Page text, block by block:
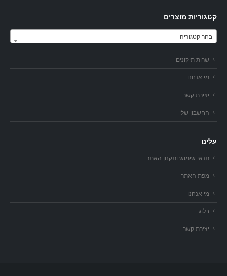
קטגוריות מוצרים
בחר קטגוריה
שרות תיקונים
מי אנחנו
יצירת קשר
החשבון שלי
עלינו
תנאי שימוש ותקנון האתר
מפת האתר
מי אנחנו
בלוג
יצירת קשר